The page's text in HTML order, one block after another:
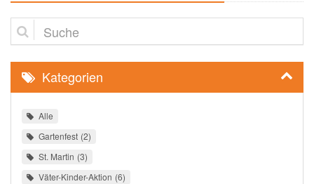
Suche
Kategorien
Alle
Gartenfest 2
St. Martin 3
Väter-Kinder-Aktion 6